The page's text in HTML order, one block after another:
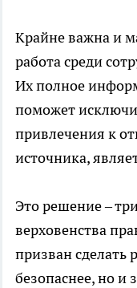
Крайне важна и
работа среди
Их полное
поможет
привлечения к
источника,
Это решение –
верховенства
призван сделать
безопаснее, но и